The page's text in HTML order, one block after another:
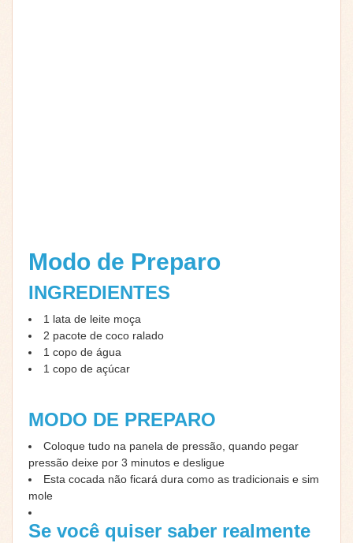
Modo de Preparo
INGREDIENTES
1 lata de leite moça
2 pacote de coco ralado
1 copo de água
1 copo de açúcar
MODO DE PREPARO
Coloque tudo na panela de pressão, quando pegar
pressão deixe por 3 minutos e desligue
Esta cocada não ficará dura como as tradicionais e sim
mole
Se você quiser saber realmente